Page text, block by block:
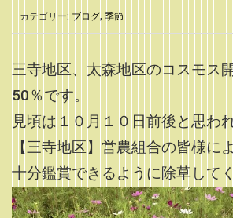
カテゴリー: ブログ, 季節
三寺地区、太森地区のコスモス
50％です。
見頃は１０月１０日前後と思わ
【三寺地区】営農組合の皆様に
十分鑑賞できるように除草して